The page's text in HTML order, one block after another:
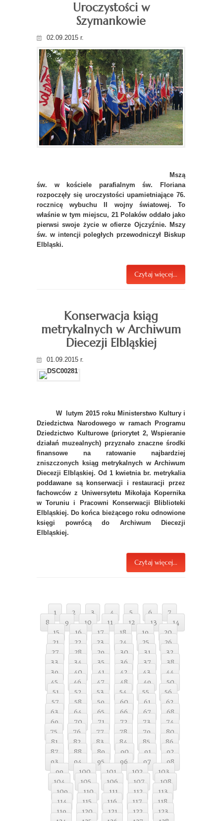
Uroczystości w
Szymankowie
02.09.2015 r.
Mszą
św. w kościele parafialnym św. Floriana
rozpoczęły się uroczystości upamietniające 76.
rocznicę wybuchu II wojny światowej. To
właśnie w tym miejscu, 21 Polaków oddało jako
pierwsi swoje życie w ofierze Ojczyźnie. Mszy
św. w intencji poległych przewodniczył Biskup
Elbląski.
Czytaj więcej...
Konserwacja ksiąg
metrykalnych w Archiwum
Diecezji Elbląskiej
01.09.2015 r.
W lutym 2015 roku Ministerstwo Kultury i
Dziedzictwa Narodowego w ramach Programu
Dziedzictwo Kulturowe (priorytet 2, Wspieranie
działań muzealnych) przyznało znaczne środki
finansowe na ratowanie najbardziej
zniszczonych ksiąg metrykalnych w Archiwum
Diecezji Elbląskiej. Od 1 kwietnia br. metrykalia
poddawane są konserwacji i restauracji przez
fachowców z Uniwersytetu Mikołaja Kopernika
w Toruniu i Pracowni Konserwacji Bliblioteki
Elbląskiej. Do końca bieżącego roku odnowione
księgi powrócą do Archiwum Diecezji
Elbląskiej.
Czytaj więcej...
1 2 3 4 5 6
7
8
9 10 11 12 13
14
15
16 17 18 19
20
21
22 23 24 25
26
27
28 29 30 31
32
33
34 35 36 37
38
39
40 41 42 43
44
45
46 47 48 49
50
51
52 53 54 55
56
57
58 59 60 61
62
63
64 65 66 67
68
69
70 71 72 73
74
75
76 77 78 79
80
81
82 83 84 85
86
87
88 89 90 91
92
93
94 95 96 97
98
99
100 101 102
103
104
105 106 107
108
109
110 111 112
113
114
115 116 117
118
119
120 121 122
123